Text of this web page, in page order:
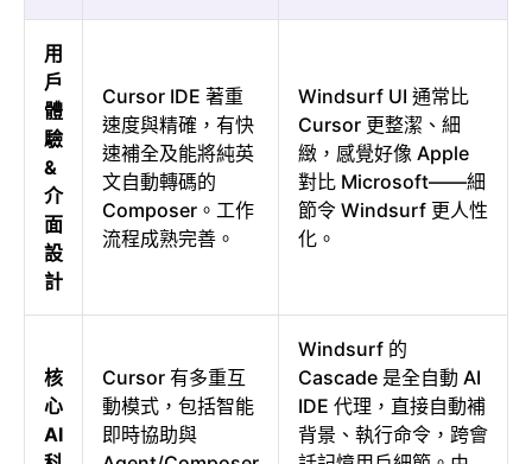
用
戶
體
驗
&
介
面
設
計
Cursor IDE 著重
速度與精確，有快
速補全及能將純英
文自動轉碼的
Composer。工作
流程成熟完善。
Windsurf UI 通常比
Cursor 更整潔、細
緻，感覺好像 Apple
對比 Microsoft——細
節令 Windsurf 更人性
化。
核
心
AI
Cursor 有多重互
動模式，包括智能
即時協助與
Windsurf 的
Cascade 是全自動 AI
IDE 代理，直接自動補
背景、執行命令，跨會